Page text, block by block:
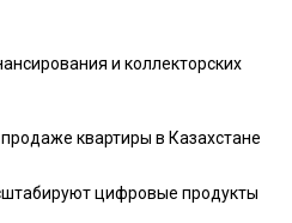
и коллекторских
квартиры в Казахстане
цифровые продукты